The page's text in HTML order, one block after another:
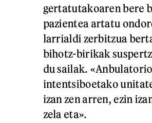
gertatutakoaren bere
pazientea artatu
larrialdi zerbitzua
bihotz-birikak
du sailak.
intentsiboetako
izan zen arren, ezin
zela eta».